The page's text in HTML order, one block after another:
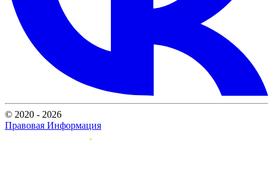
© 2020 - 2026
Правовая Информация